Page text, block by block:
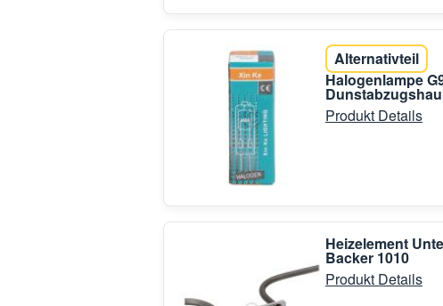
Alternativteil
Halogenlampe
Produkt Details
Heizelement
Backer 1010
Produkt Details